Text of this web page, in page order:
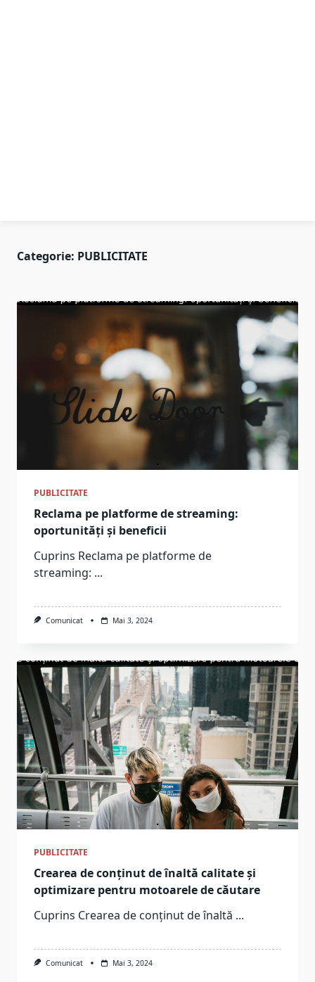
Categorie: PUBLICITATE
PUBLICITATE
Reclama pe platforme de streaming:
oportunități și beneficii
Cuprins Reclama pe platforme de
streaming: ...
Comunicat Mai 3, 2024
PUBLICITATE
Crearea de conținut de înaltă calitate și
optimizare pentru motoarele de căutare
Cuprins Crearea de conținut de înaltă ...
Comunicat Mai 3, 2024